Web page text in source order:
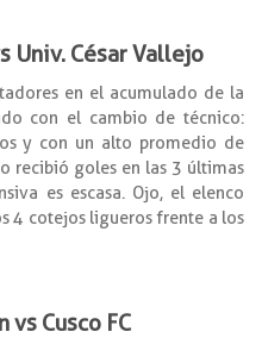
Univ. César Vallejo
en el acumulado de la
con el cambio de técnico:
y con un alto promedio de
recibió goles en las 3 últimas
es escasa. Ojo, el elenco
4 cotejos ligueros frente a los
vs Cusco FC